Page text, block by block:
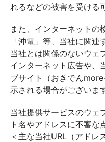
れるなどの被害を受ける
また、インターネットの
「沖電」等、当社に関連
当社とは関係のないウェ
インターネット広告や、
ブサイト（おきでん
示される場合がございま
当社提供サービスのウェ
ト名やアドレスに不審な
＜主な当社URL（アドレ